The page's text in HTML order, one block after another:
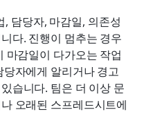
담당자, 마감일, 의존성
다. 진행이 멈추는 경우
감일이 다가오는 작업
자에게 알리거나 경고
습니다. 팀은 더 이상 문
오래된 스프레드시트에